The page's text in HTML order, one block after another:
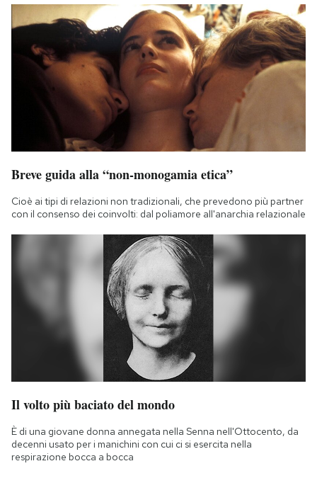
Breve guida alla “non-monogamia etica”
Cioè ai tipi di relazioni non tradizionali, che prevedono più partner
con il consenso dei coinvolti: dal poliamore all'anarchia relazionale
Il volto più baciato del mondo
È di una giovane donna annegata nella Senna nell'Ottocento, da
decenni usato per i manichini con cui ci si esercita nella
respirazione bocca a bocca